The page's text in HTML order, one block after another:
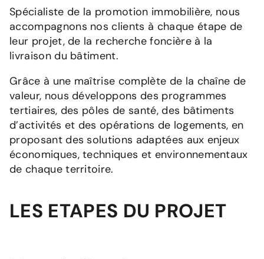
Spécialiste de la promotion immobilière, nous
accompagnons nos clients à chaque étape de
leur projet, de la recherche foncière à la
livraison du bâtiment.
Grâce à une maîtrise complète de la chaîne de
valeur, nous développons des programmes
tertiaires, des pôles de santé, des bâtiments
d’activités et des opérations de logements, en
proposant des solutions adaptées aux enjeux
économiques, techniques et environnementaux
de chaque territoire.
LES ETAPES DU PROJET